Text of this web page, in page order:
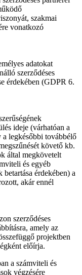
szakmai
vonatkozó
adatokat
szerződéses
érdekében (GDPR 6.
ideje (várhatóan a
a legkésőbbi továbbélő
követő kb.
által megkövetelt
és egyéb
érdekében) a
akár ennél
szerződéses
amely az
projektben
előírja.
a számviteli és
végzésére